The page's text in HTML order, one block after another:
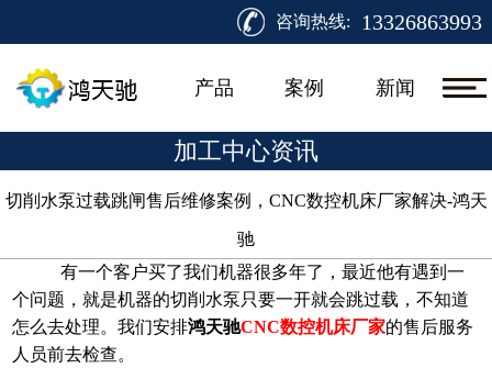
咨询热线: 13326863993
产品 案例 新闻
加工中心资讯
切削水泵过载跳闸售后维修案例，CNC数控机床厂家解决-鸿天
驰​
有一个客户买了我们机器很多年了，最近他有遇到一
个问题，就是机器的切削水泵只要一开就会跳过载，不知道
怎么去处理。我们安排鸿天驰CNC数控机床厂家的售后服务
人员前去检查。